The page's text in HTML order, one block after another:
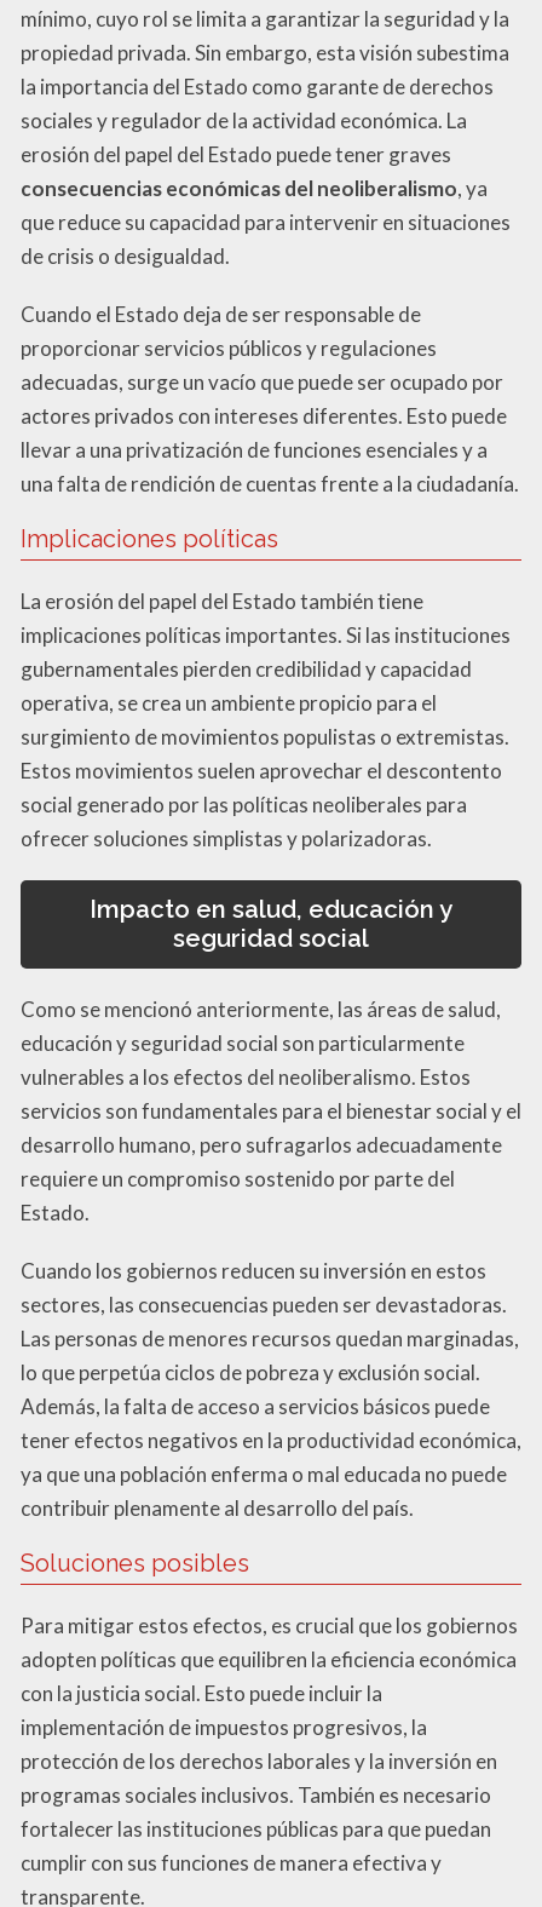
mínimo, cuyo rol se limita a garantizar la seguridad y la
propiedad privada. Sin embargo, esta visión subestima
la importancia del Estado como garante de derechos
sociales y regulador de la actividad económica. La
erosión del papel del Estado puede tener graves
consecuencias económicas del neoliberalismo, ya
que reduce su capacidad para intervenir en situaciones
de crisis o desigualdad.
Cuando el Estado deja de ser responsable de
proporcionar servicios públicos y regulaciones
adecuadas, surge un vacío que puede ser ocupado por
actores privados con intereses diferentes. Esto puede
llevar a una privatización de funciones esenciales y a
una falta de rendición de cuentas frente a la ciudadanía.
Implicaciones políticas
La erosión del papel del Estado también tiene
implicaciones políticas importantes. Si las instituciones
gubernamentales pierden credibilidad y capacidad
operativa, se crea un ambiente propicio para el
surgimiento de movimientos populistas o extremistas.
Estos movimientos suelen aprovechar el descontento
social generado por las políticas neoliberales para
ofrecer soluciones simplistas y polarizadoras.
Impacto en salud, educación y
seguridad social
Como se mencionó anteriormente, las áreas de salud,
educación y seguridad social son particularmente
vulnerables a los efectos del neoliberalismo. Estos
servicios son fundamentales para el bienestar social y el
desarrollo humano, pero sufragarlos adecuadamente
requiere un compromiso sostenido por parte del
Estado.
Cuando los gobiernos reducen su inversión en estos
sectores, las consecuencias pueden ser devastadoras.
Las personas de menores recursos quedan marginadas,
lo que perpetúa ciclos de pobreza y exclusión social.
Además, la falta de acceso a servicios básicos puede
tener efectos negativos en la productividad económica,
ya que una población enferma o mal educada no puede
contribuir plenamente al desarrollo del país.
Soluciones posibles
Para mitigar estos efectos, es crucial que los gobiernos
adopten políticas que equilibren la eficiencia económica
con la justicia social. Esto puede incluir la
implementación de impuestos progresivos, la
protección de los derechos laborales y la inversión en
programas sociales inclusivos. También es necesario
fortalecer las instituciones públicas para que puedan
cumplir con sus funciones de manera efectiva y
transparente.